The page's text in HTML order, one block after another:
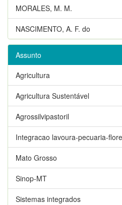
MORALES, M. M.
NASCIMENTO, A. F. do
Assunto
Agricultura
Agricultura Sustentável
Agrossilvipastoril
Integracao lavoura-pecuaria-
Mato Grosso
Sinop-MT
Sistemas integrados